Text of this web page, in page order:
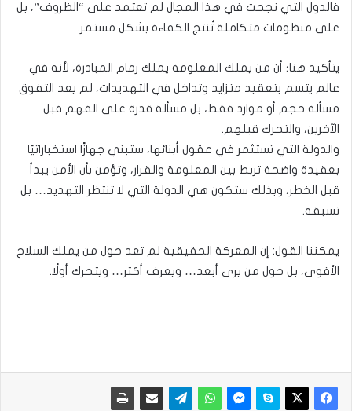
فالدول التي نجحت في هذا المجال لم تعتمد على “الظروف”، بل
على منظومات متكاملة تُنتج الكفاءة بشكل مستمر.
يتأكيد هنا؛ أن من يملك المعلومة يملك زمام المبادرة، لأنه في
عالم يتسم بتعقيد متزايد وتداخل في التهديدات، لم يعد التفوق
مسألة حجم أو موارد فقط، بل مسألة قدرة على الفهم قبل
الآخرين، والتحرك قبلهم.
والدولة التي تستثمر في عقول أبنائها، ستبني جهازًا استخباراتيًا
بعقيدة واضحة تربط بين المعلومة والقرار، وتؤمن بأن الأمن يبدأ
قبل الخطر، وبذلك ستكون هي الدولة التي لا تنتظر التهديد… بل
تسبقه.
يمكننا القول: إن المعركة الحقيقية لم تعد حول من يملك السلاح
الأقوى، بل حول من يرى أبعد… ويعرف أكثر… ويتحرك أولًا.